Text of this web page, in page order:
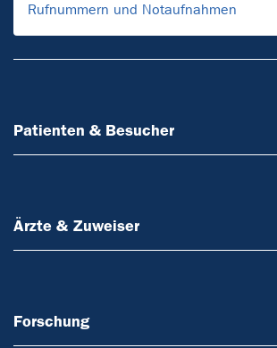
Rufnummern und Notaufnahmen
Patienten & Besucher
Ärzte & Zuweiser
Forschung